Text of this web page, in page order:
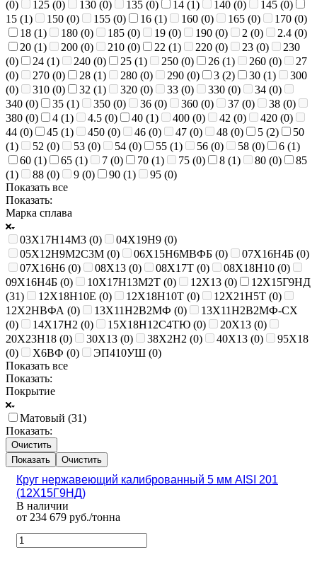
(0) 125 (0) 130 (0) 135 (0) 14 (1) 140 (0) 145 (0)
15 (1) 150 (0) 155 (0) 16 (1) 160 (0) 165 (0) 170 (0)
18 (1) 180 (0) 185 (0) 19 (0) 190 (0) 2 (0) 2.4 (0)
20 (1) 200 (0) 210 (0) 22 (1) 220 (0) 23 (0)
230
(0) 24 (1) 240 (0) 25 (1) 250 (0) 26 (1) 260 (0)
27
(0) 270 (0) 28 (1) 280 (0) 290 (0) 3 (2) 30 (1)
300
(0) 310 (0) 32 (1) 320 (0) 33 (0) 330 (0) 34 (0)
340 (0) 35 (1) 350 (0) 36 (0) 360 (0) 37 (0) 38 (0)
380 (0) 4 (1) 4.5 (0) 40 (1) 400 (0) 42 (0) 420 (0)
44 (0) 45 (1) 450 (0) 46 (0) 47 (0) 48 (0) 5 (2)
50
(1) 52 (0) 53 (0) 54 (0) 55 (1) 56 (0) 58 (0) 6 (1)
60 (1) 65 (1) 7 (0) 70 (1) 75 (0) 8 (1) 80 (0)
85
(1) 88 (0) 9 (0) 90 (1) 95 (0)
Показать все
Показать:
Марка сплава
03Х17Н14М3 (0) 04Х19Н9 (0)
05Х12Н9М2С3М (0) 06Х15Н6МВФБ (0) 07Х16Н4Б (0)
07Х16Н6 (0) 08Х13 (0) 08Х17Т (0) 08Х18Н10 (0)
09Х16Н4Б (0) 10Х17Н13М2Т (0) 12Х13 (0)
12Х15Г9НД
(31) 12Х18Н10Е (0) 12Х18Н10Т (0) 12Х21Н5Т (0)
12Х2НВФА (0) 13Х11Н2В2МФ (0)
13Х11Н2В2МФ-СХ
(0) 14Х17Н2 (0) 15Х18Н12С4ТЮ (0) 20Х13 (0)
20Х23Н18 (0) 30Х13 (0) 38Х2Н2 (0) 40Х13 (0)
95Х18
(0) Х6ВФ (0) ЭП410УШ (0)
Показать все
Показать:
Покрытие
Матовый (31)
Показать:
Очистить
Очистить
Круг нержавеющий калиброванный 5 мм AISI 201
(12Х15Г9НД)
В наличии
от 234 679 руб./тонна